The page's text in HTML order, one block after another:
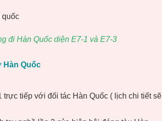
đi Hàn Quốc diện E7-1 và E7-3
Hàn Quốc
tiếp với đối tác Hàn Quốc ( lịch chi tiết sẽ